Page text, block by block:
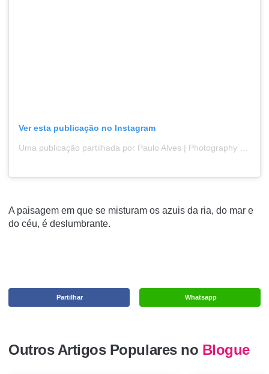
Ver esta publicação no Instagram
Uma publicação partilhada por Paulo Alves | Photography (@pauloalvesphotography)
A paisagem em que se misturam os azuis da ria, do mar e
do céu, é deslumbrante.
Whatsapp
Partilhar
Outros Artigos Populares no Blogue